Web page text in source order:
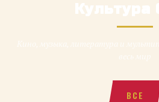
Культура
ВСЕ